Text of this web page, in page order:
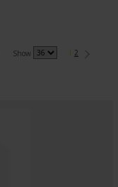
Show 1 2